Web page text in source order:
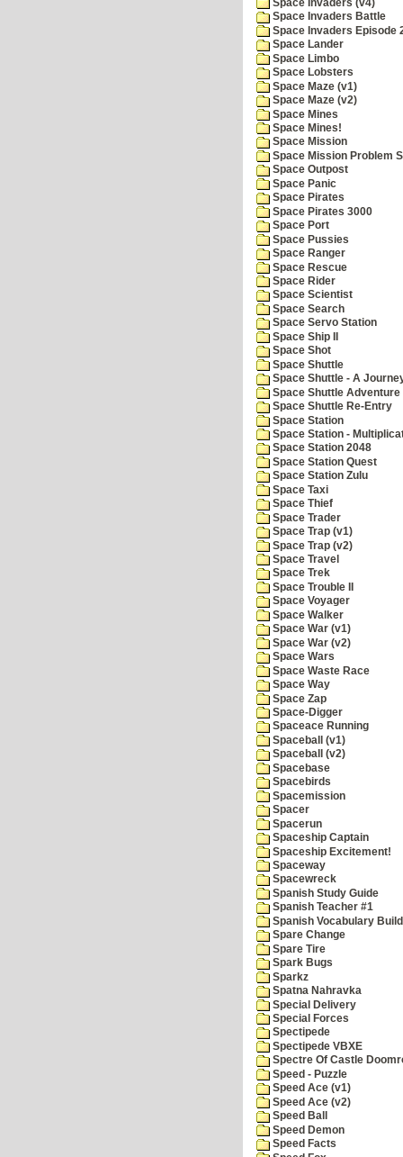
Space Invaders (v4)
Space Invaders Battle
Space Invaders Episode
Space Lander
Space Limbo
Space Lobsters
Space Maze (v1)
Space Maze (v2)
Space Mines
Space Mines!
Space Mission
Space Mission Problem
Space Outpost
Space Panic
Space Pirates
Space Pirates 3000
Space Port
Space Pussies
Space Ranger
Space Rescue
Space Rider
Space Scientist
Space Search
Space Servo Station
Space Ship II
Space Shot
Space Shuttle
Space Shuttle - A
Space Shuttle Adventure
Space Shuttle Re-Entry
Space Station
Space Station -
Space Station 2048
Space Station Quest
Space Station Zulu
Space Taxi
Space Thief
Space Trader
Space Trap (v1)
Space Trap (v2)
Space Travel
Space Trek
Space Trouble II
Space Voyager
Space Walker
Space War (v1)
Space War (v2)
Space Wars
Space Waste Race
Space Way
Space Zap
Space-Digger
Spaceace Running
Spaceball (v1)
Spaceball (v2)
Spacebase
Spacebirds
Spacemission
Spacer
Spacerun
Spaceship Captain
Spaceship Excitement!
Spaceway
Spacewreck
Spanish Study Guide
Spanish Teacher #1
Spanish Vocabulary
Spare Change
Spare Tire
Spark Bugs
Sparkz
Spatna Nahravka
Special Delivery
Special Forces
Spectipede
Spectipede VBXE
Spectre Of Castle
Speed - Puzzle
Speed Ace (v1)
Speed Ace (v2)
Speed Ball
Speed Demon
Speed Facts